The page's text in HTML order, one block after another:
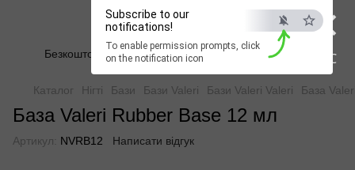
×
ESC
Subscribe to our
notifications!
To enable permission prompts, click
on the notification icon
Beauty Hunter
Безкоштовна доставка при замовленні від 2500 грн
Каталог Нігті Бази Бази Valeri Бази Valeri Valeri База
База Valeri Rubber Base 12 мл
Артикул: NVRB12 Написати відгук